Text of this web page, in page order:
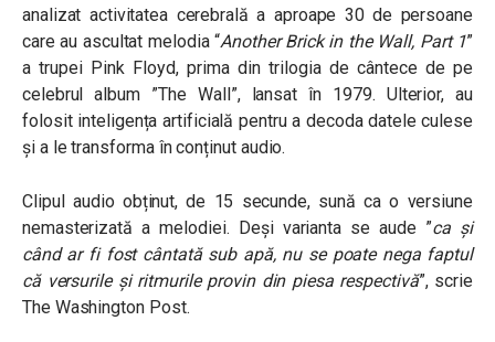
analizat activitatea cerebrală a aproape 30 de persoane
care au ascultat melodia “Another Brick in the Wall, Part 1”
a trupei Pink Floyd, prima din trilogia de cântece de pe
celebrul album ”The Wall”, lansat în 1979. Ulterior, au
folosit inteligența artificială pentru a decoda datele culese
și a le transforma în conținut audio.
Clipul audio obținut, de 15 secunde, sună ca o versiune
nemasterizată a melodiei. Deși varianta se aude ”ca și
când ar fi fost cântată sub apă, nu se poate nega faptul
că versurile și ritmurile provin din piesa respectivă”, scrie
The Washington Post.